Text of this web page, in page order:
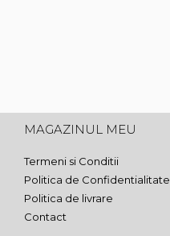
rosu 256(1)
galben 257 (1)
turcoaz 259(1)
verde 260 (1)
albastru azur 261
albastru pastel 262
MAGAZINUL MEU
Termeni si Conditii
Politica de Confidentialitate
Politica de livrare
Contact